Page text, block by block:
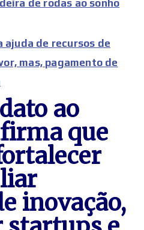
de rodas ao sonho
ajuda de recursos de
mas, pagamento de
ao
que
inovação,